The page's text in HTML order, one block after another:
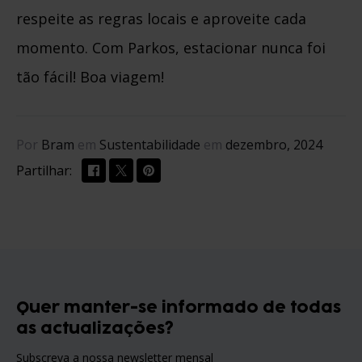
respeite as regras locais e aproveite cada
momento. Com Parkos, estacionar nunca foi
tão fácil! Boa viagem!
Por Bram em Sustentabilidade em dezembro, 2024
Partilhar:
Quer manter-se informado de todas
as actualizações?
Subscreva a nossa newsletter mensal